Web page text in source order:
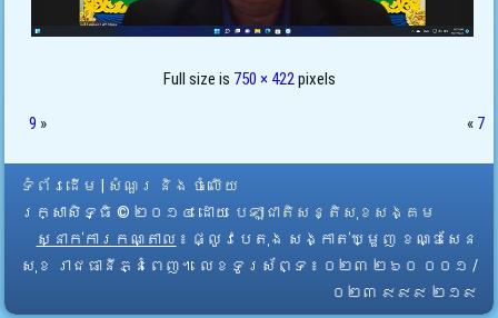
Full size is 750 × 422pixels
9 » « 7
ទំព័រដើម
សំណួរ និង ចំលើយ
រក្សាសិទ្ធិ © ២០១៤ ដោយ​ បេឡាជាតិសន្តិសុខសង្គម
ស្នាក់ការកណ្តាល ៖ ផ្លូវបេតុង សង្កាត់ឃ្មួញ ខណ្ឌសែន
សុខ រាជធានីភ្នំពេញ។ លេខទូរស័ព្ទ ៖ ០២៣ ២៦០ ០០១ /
០២៣ ៩៩៩ ២១៩